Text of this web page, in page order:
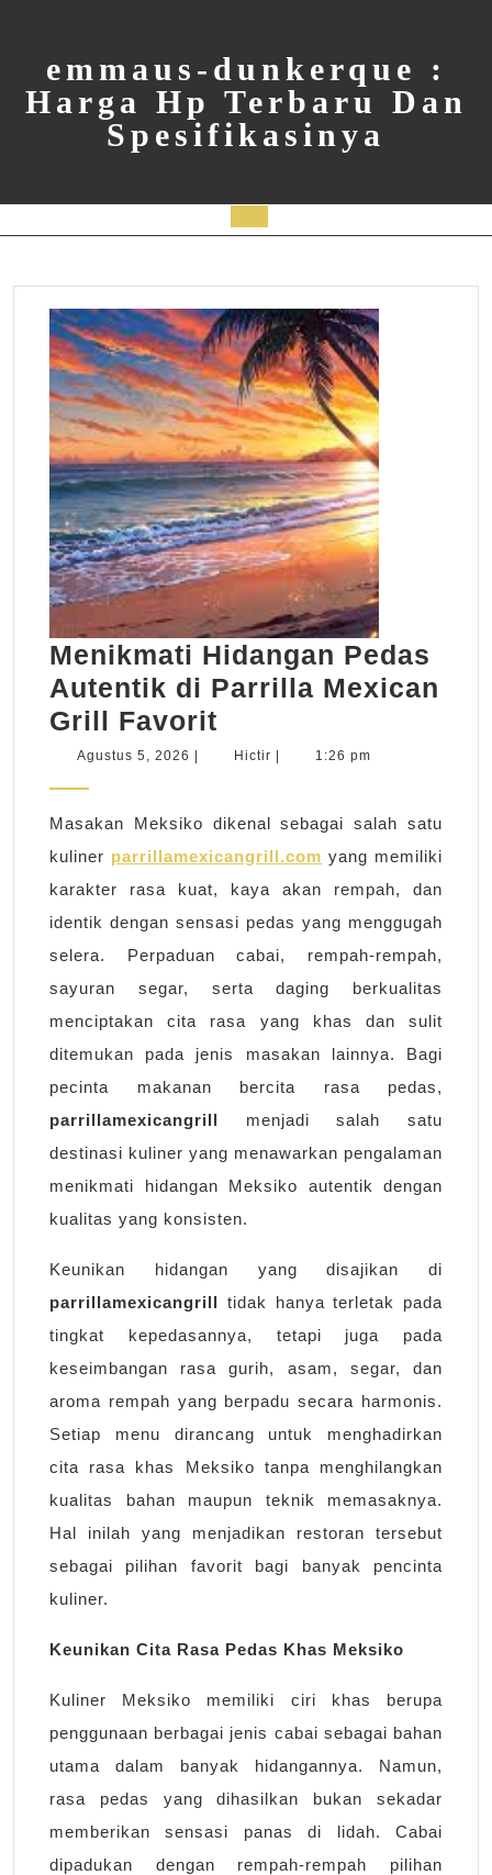
emmaus-dunkerque :
Harga Hp Terbaru Dan
Spesifikasinya
Button
Menikmati Hidangan Pedas
Autentik di Parrilla Mexican
Grill Favorit
Hidangan
Autentik
di
Parrilla
Mexican
Grill
Favorit
Agustus 5, 2026 AgustusHictir Hictir 1:26 pm
Masakan Meksiko dikenal sebagai salah satu
kuliner parrillamexicangrill.com yang memiliki
karakter rasa kuat, kaya akan rempah, dan
identik dengan sensasi pedas yang menggugah
selera. Perpaduan cabai, rempah-rempah,
sayuran segar, serta daging berkualitas
menciptakan cita rasa yang khas dan sulit
ditemukan pada jenis masakan lainnya. Bagi
pecinta makanan bercita rasa pedas,
parrillamexicangrill
menjadi salah satu
destinasi kuliner yang menawarkan pengalaman
menikmati hidangan Meksiko autentik dengan
kualitas yang konsisten.
Keunikan hidangan yang disajikan di
parrillamexicangrill tidak hanya terletak pada
tingkat kepedasannya, tetapi juga pada
keseimbangan rasa gurih, asam, segar, dan
aroma rempah yang berpadu secara harmonis.
Setiap menu dirancang untuk menghadirkan
cita rasa khas Meksiko tanpa menghilangkan
kualitas bahan maupun teknik memasaknya.
Hal inilah yang menjadikan restoran tersebut
sebagai pilihan favorit bagi banyak pencinta
kuliner.
Keunikan Cita Rasa Pedas Khas Meksiko
Kuliner Meksiko memiliki ciri khas berupa
penggunaan berbagai jenis cabai sebagai bahan
utama dalam banyak hidangannya. Namun,
rasa pedas yang dihasilkan bukan sekadar
memberikan sensasi panas di lidah. Cabai
dipadukan dengan rempah-rempah pilihan